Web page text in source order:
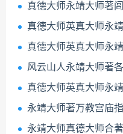
真德大师永靖大师著闾山符
真德大师英真大师永靖大师著
真德大师英真大师永靖大师著
风云山人永靖大师著各派珍
真德大师英真大师永靖大师著
永靖大师著万教宫庙指
永靖大师真德大师合著道门